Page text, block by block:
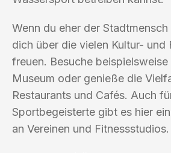
Wenn du eher der
dich über die vielen Kultur- und
freuen. Besuche
Museum oder genieße die
Restaurants und Cafés. Auch
Sportbegeisterte gibt es hier
an Vereinen und Fitnessstudios.